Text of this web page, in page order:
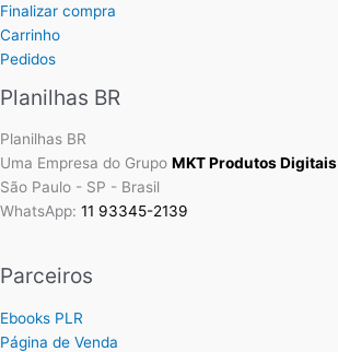
Finalizar compra
Carrinho
Pedidos
Planilhas BR
Planilhas BR
Uma Empresa do Grupo MKT Produtos Digitais
São Paulo - SP - Brasil
WhatsApp: 11 93345-2139
Parceiros
Ebooks PLR
Página de Venda